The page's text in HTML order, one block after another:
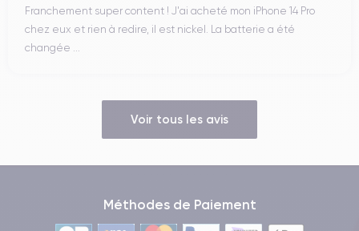
Franchement super content ! J'ai acheté mon iPhone 14 Pro
chez eux et rien à redire, il est nickel. La batterie a été
changée ...
Voir tous les avis
Méthodes de Paiement